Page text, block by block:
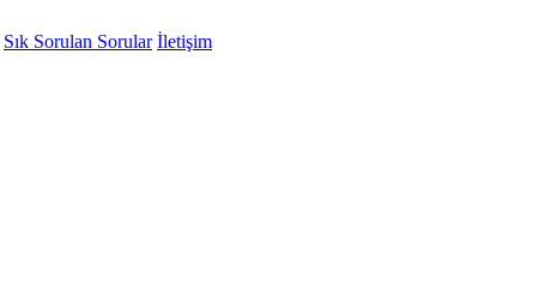
Sık Sorulan Sorular İletişim